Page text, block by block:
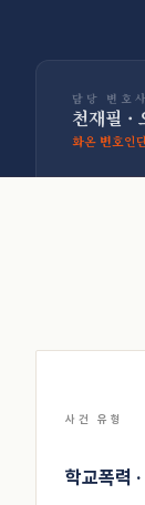
담당 변호사
천재필 ·
화온 변호인
사건 유형
학교폭력